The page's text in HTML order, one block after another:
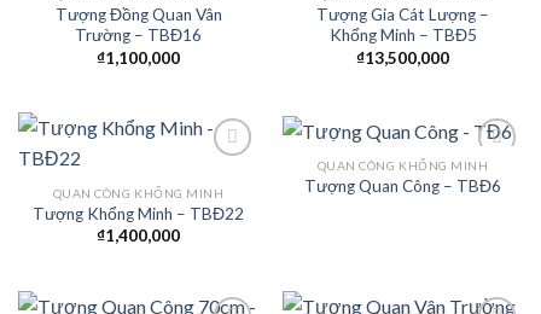
Add to
Wishlist
Tượng Đồng Quan Vân
Trường – TBĐ16
₫1,100,000
Add to
Wishlist
Tượng Gia Cát Lượng –
Khổng Minh – TBĐ5
₫13,500,000
Add to
QUAN CÔNG KHỔNG MINH
Tượng Khổng Minh – TBĐ22
₫1,400,000
QUAN CÔNG KHỔNG MINH
Tượng Quan Công – TBĐ6